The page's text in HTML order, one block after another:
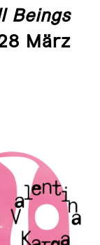
Beings
März